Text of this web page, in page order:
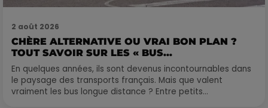
2 août 2026
CHÈRE ALTERNATIVE OU VRAI BON PLAN ?
TOUT SAVOIR SUR LES « BUS...
En quelques années, ils sont devenus incontournables dans
le paysage des transports français. Mais que valent
vraiment les bus longue distance ? Entre petits...